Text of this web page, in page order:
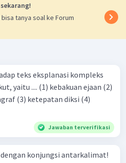
tanya soal ke Forum
teks eksplanasi kompleks
ejaan (2)
(4)
Jawaban terverifikasi
konjungsi antarkalimat!